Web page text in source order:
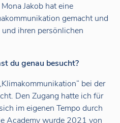
Jakob hat eine
gemacht und
ihren persönlichen
du genau besucht?
bei der
Den Zugang hatte ich für
im eigenen Tempo durch
Academy wurde 2021 von